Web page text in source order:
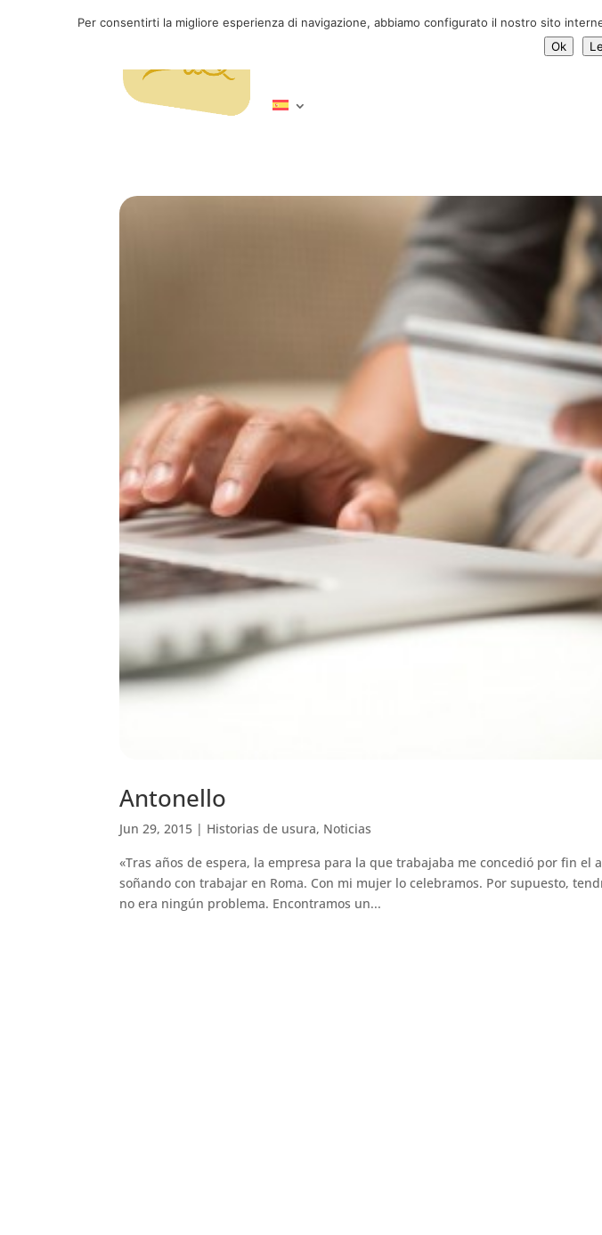
Antonello
Jun 29, 2015 | Historias de usura, Noticias
«Tras años de espera, la empresa para la que trabajaba me concedió por fin el
soñando con trabajar en Roma. Con mi mujer lo celebramos. Por supuesto,
no era ningún problema. Encontramos un...
Per consentirti la migliore esperienza di navigazione, abbiamo configurato il nostro sito
Ok